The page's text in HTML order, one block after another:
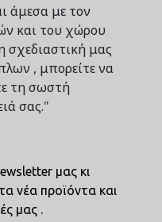
άμεσα με τον
και του χώρου
σχεδιαστική μας
, μπορείτε να
τη σωστή
σας."
μας κι
νέα προϊόντα και
μας .